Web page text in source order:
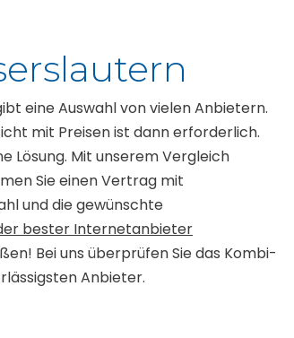
eine Auswahl von vielen Anbietern.
mit Preisen ist dann erforderlich.
Lösung. Mit unserem Vergleich
Sie einen Vertrag mit
und die gewünschte
bester Internetanbieter
Bei uns überprüfen Sie das Kombi-
Anbieter.